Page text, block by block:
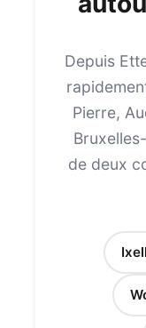
Depuis
Pierre,
de deux